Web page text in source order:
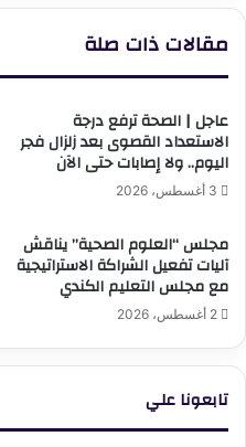
مقالات ذات صلة
عاجل | الصحة ترفع درجة
الاستعداد القصوى بعد زلزال فجر
اليوم.. ولا إصابات حتى الآن
3 أغسطس، 2026
مجلس “العلوم الصحية” يناقش
آليات تفعيل الشراكة الاستراتيجية
مع مجلس التعليم الكندي
2 أغسطس، 2026
تابعونا علي